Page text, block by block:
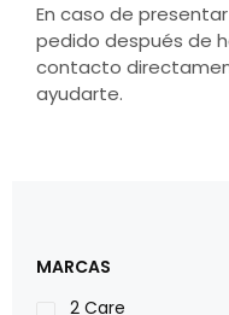
En caso de
pedido después de
contacto
ayudarte.
MARCAS
2 Care